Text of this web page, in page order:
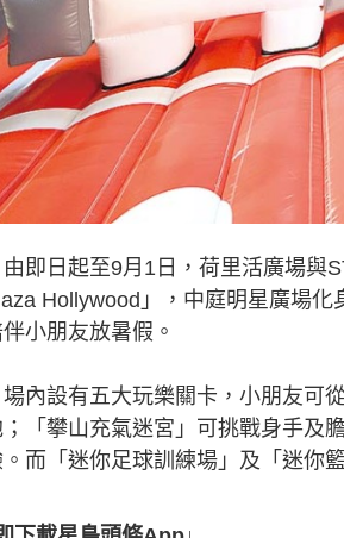
日起至9月1日，荷里活廣場與
Hollywood」，中庭明星廣場
小朋友放暑假。
設有五大玩樂關卡，小朋友可從
；「攀山充氣迷宮」可挑戰身手及
而「迷你足球訓練場」及「迷你